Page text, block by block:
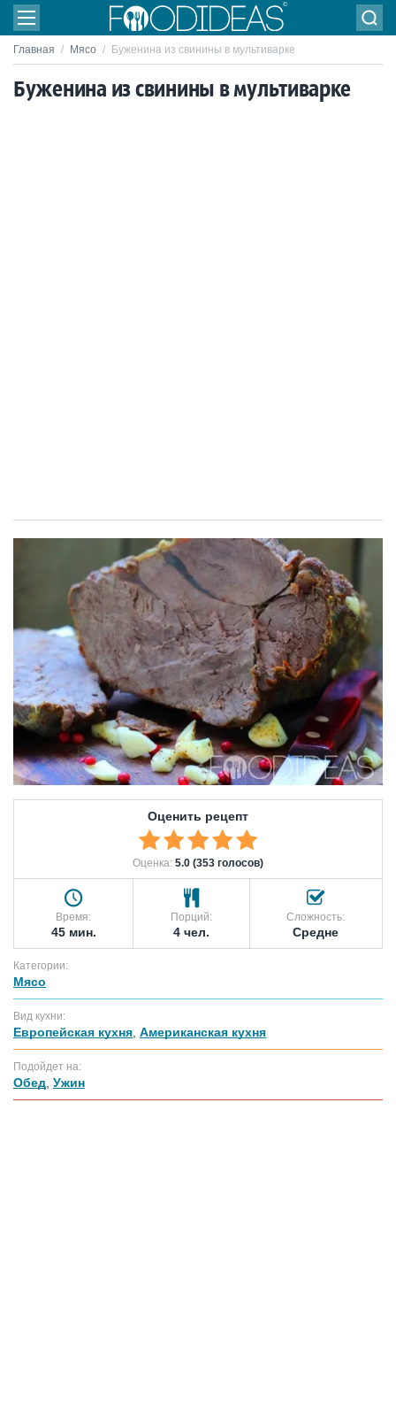
Главная / Мясо / Буженина из свинины в мультиварке
Буженина из свинины в мультиварке
Оценить рецепт
Оценка: 5.0 (353 голосов)
Время:
45 мин.
Порций:
4 чел.
Сложность:
Средне
Категории:
Мясо
Вид кухни:
Европейская кухня Американская кухня
Подойдет на:
Обед Ужин